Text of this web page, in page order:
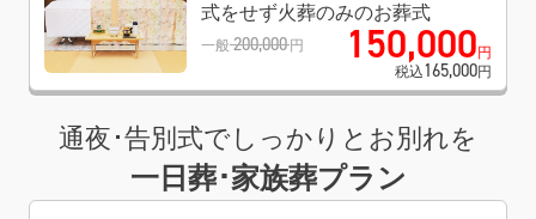
式をせず火葬のみのお葬式
一般200,000 円 150,000円
税込165,000円
通夜･告別式でしっかりとお別れを
一日葬･家族葬プラン